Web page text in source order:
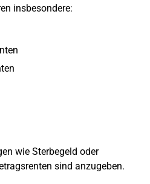
insbesondere:
wie Sterbegeld oder
sind anzugeben.